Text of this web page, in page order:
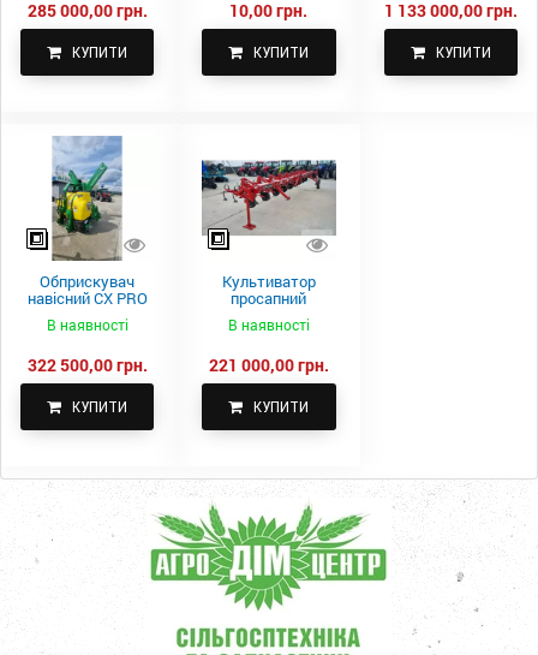
285 000,00 грн.
КУПИТИ
10,00 грн.
КУПИТИ
1 133 000,00 грн.
КУПИТИ
Обприскувач
навісний CX PRO
В наявності
322 500,00 грн.
КУПИТИ
Культиватор
просапний
КПН-5,6-05
В наявності
221 000,00 грн.
КУПИТИ